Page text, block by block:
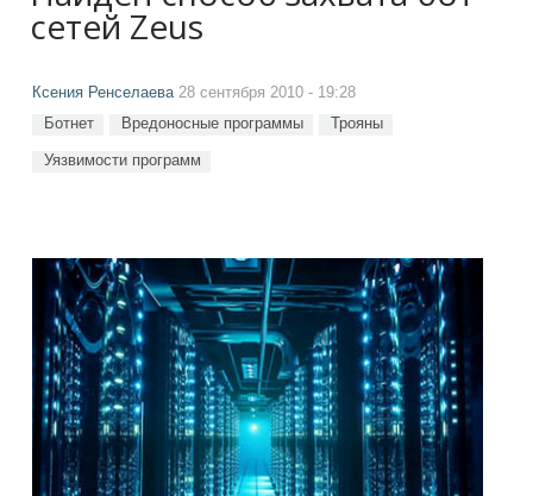
сетей Zeus
Ксения Ренселаева28 сентября 2010 - 19:28
Ботнет Вредоносные программы Трояны
Уязвимости программ